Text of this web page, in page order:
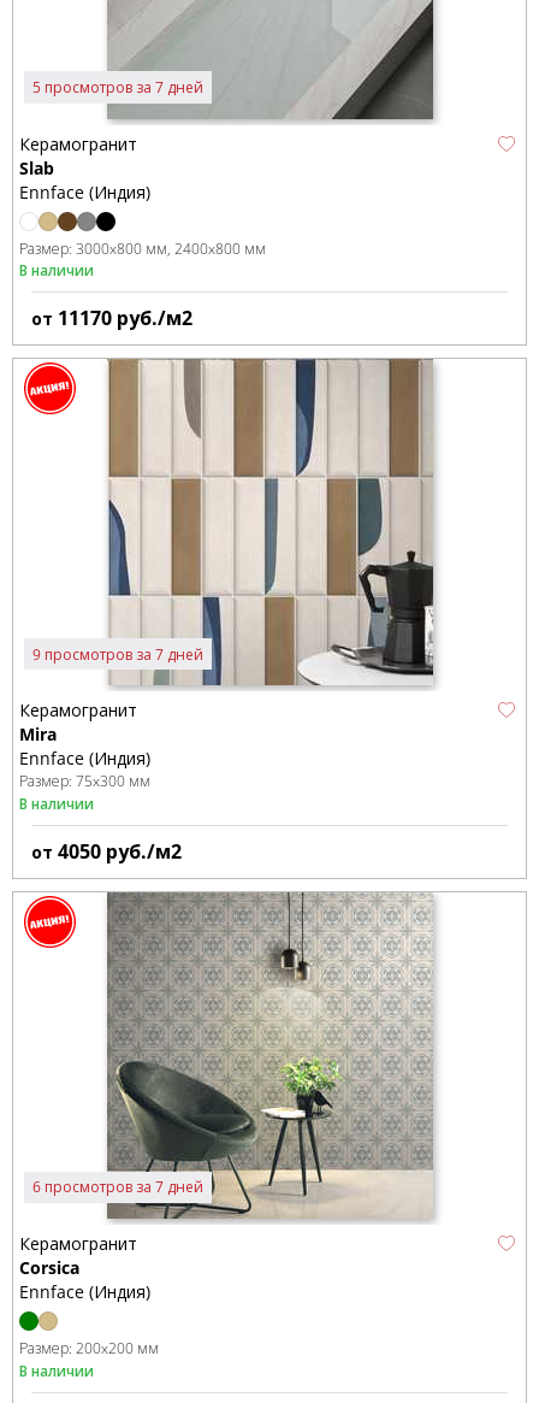
5 просмотров за 7 дней
Керамогранит
Slab
Ennface (Индия)
Размер: 3000x800 мм 2400x800 мм
В наличии
от 11170 руб./м2
9 просмотров за 7 дней
Керамогранит
Mira
Ennface (Индия)
Размер: 75x300 мм
В наличии
от 4050 руб./м2
6 просмотров за 7 дней
Керамогранит
Corsica
Ennface (Индия)
Размер: 200x200 мм
В наличии